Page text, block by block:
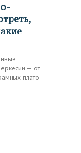
— от
плато